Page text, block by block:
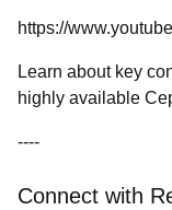
https://
Learn about key
highly available
----
Connect with